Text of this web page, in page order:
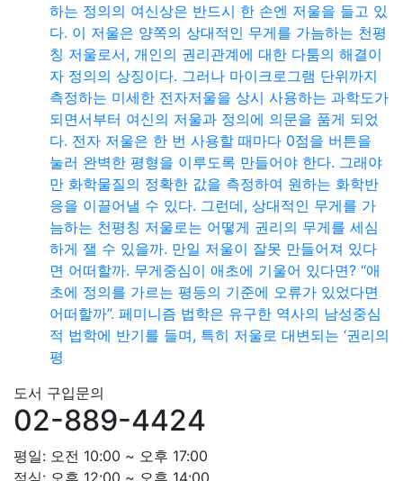
하는 정의의 여신상은 반드시 한 손엔 저울을 들고 있
다. 이 저울은 양쪽의 상대적인 무게를 가늠하는 천평
칭 저울로서, 개인의 권리관계에 대한 다툼의 해결이
자 정의의 상징이다. 그러나 마이크로그램 단위까지
측정하는 미세한 전자저울을 상시 사용하는 과학도가
되면서부터 여신의 저울과 정의에 의문을 품게 되었
다. 전자 저울은 한 번 사용할 때마다 0점을 버튼을
눌러 완벽한 평형을 이루도록 만들어야 한다. 그래야
만 화학물질의 정확한 값을 측정하여 원하는 화학반
응을 이끌어낼 수 있다. 그런데, 상대적인 무게를 가
늠하는 천평칭 저울로는 어떻게 권리의 무게를 세심
하게 잴 수 있을까. 만일 저울이 잘못 만들어져 있다
면 어떠할까. 무게중심이 애초에 기울어 있다면? “애
초에 정의를 가르는 평등의 기준에 오류가 있었다면
어떠할까”. 페미니즘 법학은 유구한 역사의 남성중심
적 법학에 반기를 들며, 특히 저울로 대변되는 ‘권리의
평
도서 구입문의
02-889-4424
평일: 오전 10:00 ~ 오후 17:00
점심: 오후 12:00 ~ 오후 14:00